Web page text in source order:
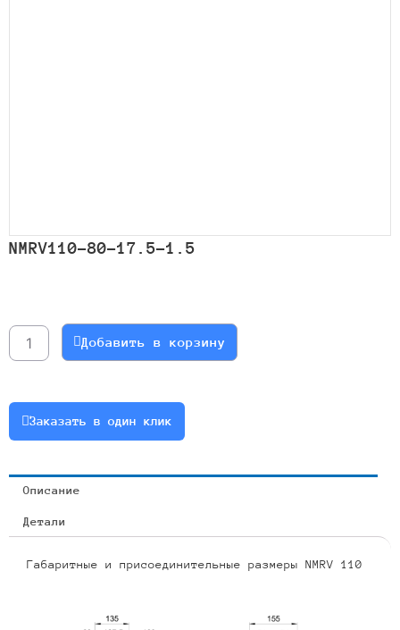
NMRV110-80-17.5-1.5
NMRV110-
80-
Добавить в корзину
Заказать в один клик
Описание
Детали
Габаритные и присоединительные размеры NMRV 110